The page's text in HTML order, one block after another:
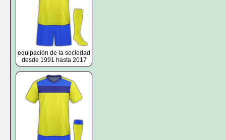
equipación de la sociedad
desde 1991 hasta 2017